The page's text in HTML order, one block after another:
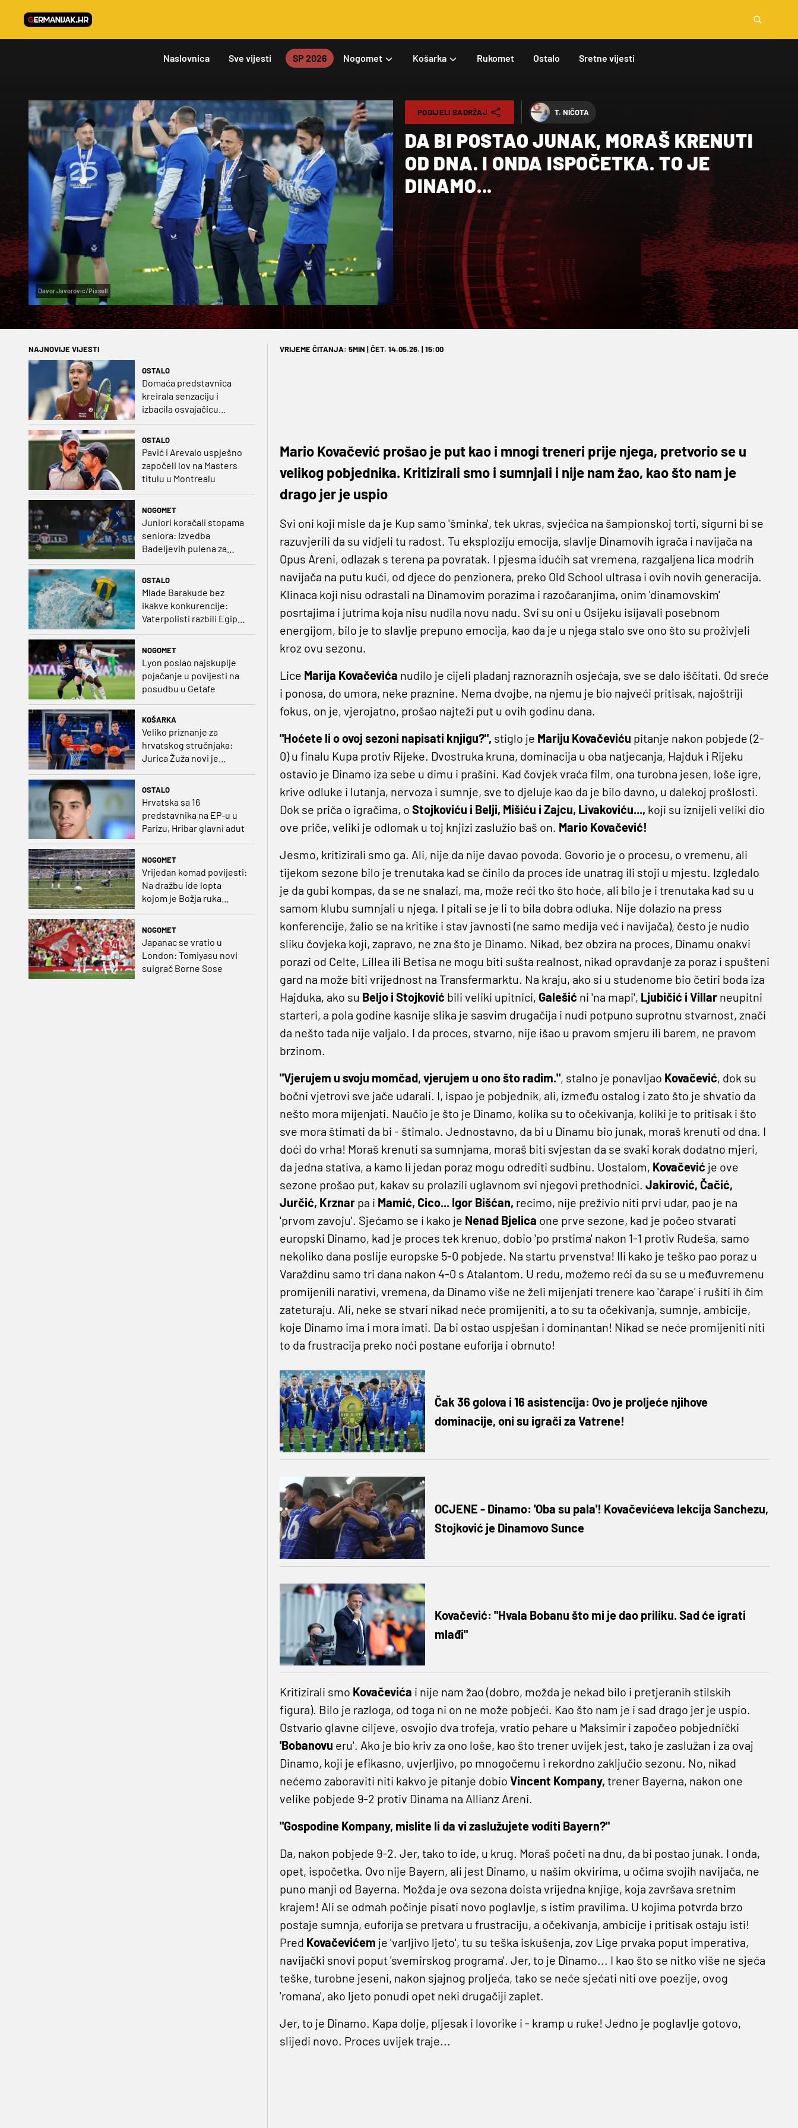
Naslovnica Sve vijesti SP 2026 Nogomet Košarka Rukomet Ostalo Sretne vijesti
Davor Javorović/Pixsell
PODIJELI SADRŽAJ T. NIČOTA
DA BI POSTAO JUNAK, MORAŠ KRENUTI
OD DNA. I ONDA ISPOČETKA. TO JE
DINAMO...
NAJNOVIJE VIJESTI
OSTALO
Domaća predstavnica
kreirala senzaciju i
izbacila osvajačicu
OSTALO
Pavić i Arevalo uspješno
započeli lov na Masters
titulu u Montrealu
NOGOMET
Juniori koračali stopama
seniora: Izvedba
Badeljevih pulena za
čistu peticu protiv
OSTALO
Mlade Barakude bez
ikakve konkurencije:
Vaterpolisti razbili Egipat
za polufinale SP-a!
NOGOMET
Lyon poslao najskuplje
pojačanje u povijesti na
posudbu u Getafe
KOŠARKA
Veliko priznanje za
hrvatskog stručnjaka:
Jurica Žuža novi je
OSTALO
Hrvatska sa 16
predstavnika na EP-u u
Parizu, Hribar glavni adut
NOGOMET
Vrijedan komad povijesti:
Na dražbu ide lopta
kojom je Božja ruka
NOGOMET
Japanac se vratio u
London: Tomiyasu novi
suigrač Borne Sose
VRIJEME ČITANJA: 5MIN | ČET. 14.05.26. | 15:00
Mario Kovačević prošao je put kao i mnogi treneri prije njega, pretvorio se u
velikog pobjednika. Kritizirali smo i sumnjali i nije nam žao, kao što nam je
drago jer je uspio
Svi oni koji misle da je Kup samo 'šminka', tek ukras, svjećica na šampionskoj torti, sigurni bi se
razuvjerili da su vidjeli tu radost. Tu eksploziju emocija, slavlje Dinamovih igrača i navijača na
Opus Areni, odlazak s terena pa povratak. I pjesma idućih sat vremena, razgaljena lica modrih
navijača na putu kući, od djece do penzionera, preko Old School ultrasa i ovih novih generacija.
Klinaca koji nisu odrastali na Dinamovim porazima i razočaranjima, onim 'dinamovskim'
posrtajima i jutrima koja nisu nudila novu nadu. Svi su oni u Osijeku isijavali posebnom
energijom, bilo je to slavlje prepuno emocija, kao da je u njega stalo sve ono što su proživjeli
kroz ovu sezonu.
Lice Marija Kovačevića nudilo je cijeli pladanj raznoraznih osjećaja, sve se dalo iščitati. Od sreće
i ponosa, do umora, neke praznine. Nema dvojbe, na njemu je bio najveći pritisak, najoštriji
fokus, on je, vjerojatno, prošao najteži put u ovih godinu dana.
"Hoćete li o ovoj sezoni napisati knjigu?", stiglo je Mariju Kovačeviću pitanje nakon pobjede (2-
0) u finalu Kupa protiv Rijeke. Dvostruka kruna, dominacija u oba natjecanja, Hajduk i Rijeku
ostavio je Dinamo iza sebe u dimu i prašini. Kad čovjek vraća film, ona turobna jesen, loše igre,
krive odluke i lutanja, nervoza i sumnje, sve to djeluje kao da je bilo davno, u dalekoj prošlosti.
Dok se priča o igračima, o Stojkoviću i Belji, Mišiću i Zajcu, Livakoviću..., koji su iznijeli veliki dio
ove priče, veliki je odlomak u toj knjizi zaslužio baš on. Mario Kovačević!
Jesmo, kritizirali smo ga. Ali, nije da nije davao povoda. Govorio je o procesu, o vremenu, ali
tijekom sezone bilo je trenutaka kad se činilo da proces ide unatrag ili stoji u mjestu. Izgledalo
je da gubi kompas, da se ne snalazi, ma, može reći tko što hoće, ali bilo je i trenutaka kad su u
samom klubu sumnjali u njega. I pitali se je li to bila dobra odluka. Nije dolazio na press
konferencije, žalio se na kritike i stav javnosti (ne samo medija već i navijača), često je nudio
sliku čovjeka koji, zapravo, ne zna što je Dinamo. Nikad, bez obzira na proces, Dinamu onakvi
porazi od Celte, Lillea ili Betisa ne mogu biti sušta realnost, nikad opravdanje za poraz i spušteni
gard na može biti vrijednost na Transfermarktu. Na kraju, ako si u studenome bio četiri boda iza
Hajduka, ako su Beljo i Stojković bili veliki upitnici, Galešić ni 'na mapi', Ljubičić i Villar neupitni
starteri, a pola godine kasnije slika je sasvim drugačija i nudi potpuno suprotnu stvarnost, znači
da nešto tada nije valjalo. I da proces, stvarno, nije išao u pravom smjeru ili barem, ne pravom
brzinom.
"Vjerujem u svoju momčad, vjerujem u ono što radim.", stalno je ponavljao Kovačević, dok su
bočni vjetrovi sve jače udarali. I, ispao je pobjednik, ali, između ostalog i zato što je shvatio da
nešto mora mijenjati. Naučio je što je Dinamo, kolika su to očekivanja, koliki je to pritisak i što
sve mora štimati da bi - štimalo. Jednostavno, da bi u Dinamu bio junak, moraš krenuti od dna. I
doći do vrha! Moraš krenuti sa sumnjama, moraš biti svjestan da se svaki korak dodatno mjeri,
da jedna stativa, a kamo li jedan poraz mogu odrediti sudbinu. Uostalom, Kovačević je ove
sezone prošao put, kakav su prolazili uglavnom svi njegovi prethodnici. Jakirović, Čačić,
Jurčić, Krznarpa i Mamić, Cico... Igor Bišćan, recimo, nije preživio niti prvi udar, pao je na
'prvom zavoju'. Sjećamo se i kako je Nenad Bjelica one prve sezone, kad je počeo stvarati
europski Dinamo, kad je proces tek krenuo, dobio 'po prstima' nakon 1-1 protiv Rudeša, samo
nekoliko dana poslije europske 5-0 pobjede. Na startu prvenstva! Ili kako je teško pao poraz u
Varaždinu samo tri dana nakon 4-0 s Atalantom. U redu, možemo reći da su se u međuvremenu
promijenili narativi, vremena, da Dinamo više ne želi mijenjati trenere kao 'čarape' i rušiti ih čim
zateturaju. Ali, neke se stvari nikad neće promijeniti, a to su ta očekivanja, sumnje, ambicije,
koje Dinamo ima i mora imati. Da bi ostao uspješan i dominantan! Nikad se neće promijeniti niti
to da frustracija preko noći postane euforija i obrnuto!
Čak 36 golova i 16 asistencija: Ovo je proljeće njihove
dominacije, oni su igrači za Vatrene!
OCJENE - Dinamo: 'Oba su pala'! Kovačevićeva lekcija Sanchezu,
Stojković je Dinamovo Sunce
Kovačević: "Hvala Bobanu što mi je dao priliku. Sad će igrati
mlađi"
Kritizirali smo Kovačevića i nije nam žao (dobro, možda je nekad bilo i pretjeranih stilskih
figura). Bilo je razloga, od toga ni on ne može pobjeći. Kao što nam je i sad drago jer je uspio.
Ostvario glavne ciljeve, osvojio dva trofeja, vratio pehare u Maksimir i započeo pobjednički
'Bobanovu eru'. Ako je bio kriv za ono loše, kao što trener uvijek jest, tako je zaslužan i za ovaj
Dinamo, koji je efikasno, uvjerljivo, po mnogočemu i rekordno zaključio sezonu. No, nikad
nećemo zaboraviti niti kakvo je pitanje dobio Vincent Kompany, trener Bayerna, nakon one
velike pobjede 9-2 protiv Dinama na Allianz Areni.
"Gospodine Kompany, mislite li da vi zaslužujete voditi Bayern?"
Da, nakon pobjede 9-2. Jer, tako to ide, u krug. Moraš početi na dnu, da bi postao junak. I onda,
opet, ispočetka. Ovo nije Bayern, ali jest Dinamo, u našim okvirima, u očima svojih navijača, ne
puno manji od Bayerna. Možda je ova sezona doista vrijedna knjige, koja završava sretnim
krajem! Ali se odmah počinje pisati novo poglavlje, s istim pravilima. U kojima potvrda brzo
postaje sumnja, euforija se pretvara u frustraciju, a očekivanja, ambicije i pritisak ostaju isti!
Pred Kovačevićem je 'varljivo ljeto', tu su teška iskušenja, zov Lige prvaka poput imperativa,
navijački snovi poput 'svemirskog programa'. Jer, to je Dinamo... I kao što se nitko više ne sjeća
teške, turobne jeseni, nakon sjajnog proljeća, tako se neće sjećati niti ove poezije, ovog
'romana', ako ljeto ponudi opet neki drugačiji zaplet.
Jer, to je Dinamo. Kapa dolje, pljesak i lovorike i - kramp u ruke! Jedno je poglavlje gotovo,
slijedi novo. Proces uvijek traje...